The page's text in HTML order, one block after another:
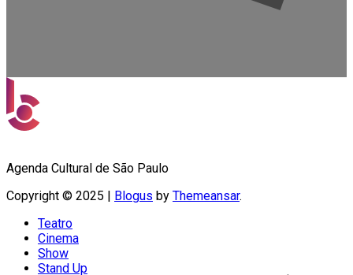
Agenda Cultural de São Paulo
Copyright © 2025
Blogus by Themeansar.
Teatro
Cinema
Show
Stand Up